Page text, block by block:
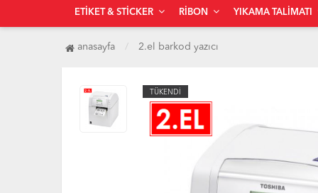
ETIKET & STICKER RIBON YIKAMA TALIMATI
anasayfa 2.el barkod yazıcı
TÜKENDİ